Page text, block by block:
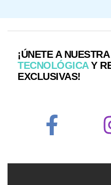
¡ÚNETE A NUESTRA
TECNOLÓGICAY
EXCLUSIVAS!